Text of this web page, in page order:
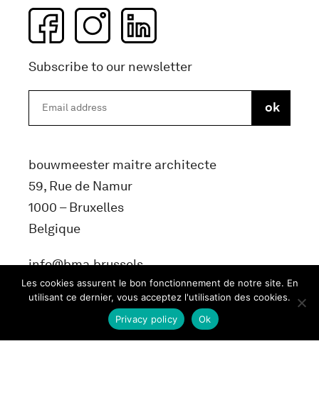
Subscribe to our newsletter
bouwmeester maitre architecte
59, Rue de Namur
1000 – Bruxelles
Belgique
info@bma.brussels
Les cookies assurent le bon fonctionnement de notre site. En
utilisant ce dernier, vous acceptez l'utilisation des cookies.
Ok
Privacy policy